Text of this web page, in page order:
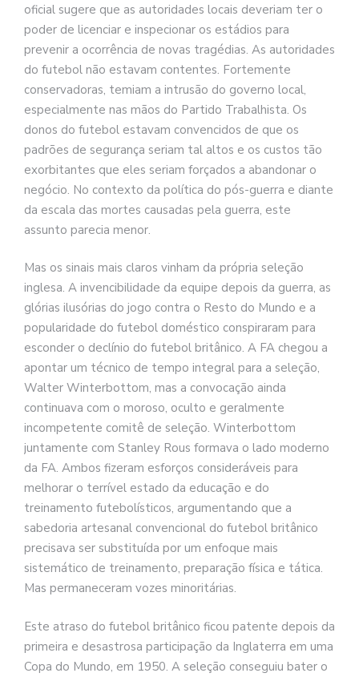
oficial sugere que as autoridades locais deveriam ter o
poder de licenciar e inspecionar os estádios para
prevenir a ocorrência de novas tragédias. As autoridades
do futebol não estavam contentes. Fortemente
conservadoras, temiam a intrusão do governo local,
especialmente nas mãos do Partido Trabalhista. Os
donos do futebol estavam convencidos de que os
padrões de segurança seriam tal altos e os custos tão
exorbitantes que eles seriam forçados a abandonar o
negócio. No contexto da política do pós-guerra e diante
da escala das mortes causadas pela guerra, este
assunto parecia menor.
Mas os sinais mais claros vinham da própria seleção
inglesa. A invencibilidade da equipe depois da guerra, as
glórias ilusórias do jogo contra o Resto do Mundo e a
popularidade do futebol doméstico conspiraram para
esconder o declínio do futebol britânico. A FA chegou a
apontar um técnico de tempo integral para a seleção,
Walter Winterbottom, mas a convocação ainda
continuava com o moroso, oculto e geralmente
incompetente comitê de seleção. Winterbottom
juntamente com Stanley Rous formava o lado moderno
da FA. Ambos fizeram esforços consideráveis para
melhorar o terrível estado da educação e do
treinamento futebolísticos, argumentando que a
sabedoria artesanal convencional do futebol britânico
precisava ser substituída por um enfoque mais
sistemático de treinamento, preparação física e tática.
Mas permaneceram vozes minoritárias.
Este atraso do futebol britânico ficou patente depois da
primeira e desastrosa participação da Inglaterra em uma
Copa do Mundo, em 1950. A seleção conseguiu bater o